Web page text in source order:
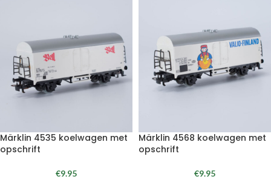
Märklin 4535 koelwagen met
opschrift
€9.95
Märklin 4568 koelwagen met
opschrift
€9.95